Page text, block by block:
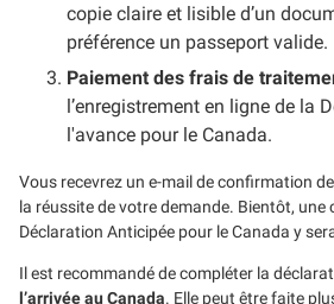
copie claire et lisible d’un
préférence un passeport valide.
Paiement des frais de
l’enregistrement en ligne de la
l'avance pour le Canada.
Vous recevrez un e-mail de confirmation
la réussite de votre demande. Bientôt, une
Déclaration Anticipée pour le Canada y
Il est recommandé de compléter la
l’arrivée au Canada. Elle peut être faite